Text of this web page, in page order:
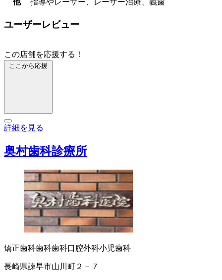
他
指導やレーザー、レーザー治療、義歯
ユーザーレビュー
この店舗を応援する！
ここから応援
詳細を見る
奥村歯科診療所
矯正歯科歯科歯科口腔外科小児歯科
長崎県諫早市山川町２－７